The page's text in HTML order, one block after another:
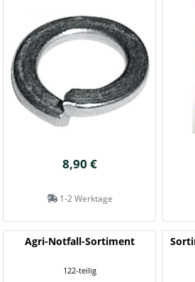
8,90 €
1-2 Werktage
Agri-Notfall-Sortiment
122-teilig